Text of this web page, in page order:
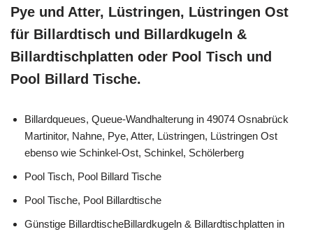
Pye und Atter, Lüstringen, Lüstringen Ost
für Billardtisch und Billardkugeln &
Billardtischplatten oder Pool Tisch und
Pool Billard Tische.
Billardqueues, Queue-Wandhalterung in 49074 Osnabrück
Martinitor, Nahne, Pye, Atter, Lüstringen, Lüstringen Ost
ebenso wie Schinkel-Ost, Schinkel, Schölerberg
Pool Tisch, Pool Billard Tische
Pool Tische, Pool Billardtische
Günstige BillardtischeBillardkugeln & Billardtischplatten in